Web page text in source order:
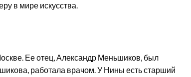
в мире искусства.
Ее отец, Александр Меньшиков, был
работала врачом. У Нины есть старший